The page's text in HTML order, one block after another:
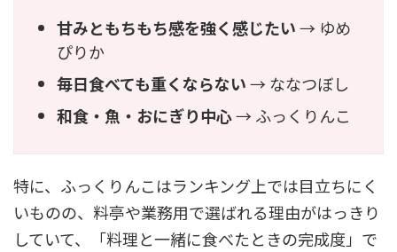
甘みともちもち感を強く感じたい→ ゆめ
ぴりか
毎日食べても重くならない→ ななつぼし
和食・魚・おにぎり中心→ ふっくりんこ
特に、ふっくりんこはランキング上では目立ちにく
いものの、料亭や業務用で選ばれる理由がはっきり
していて、「料理と一緒に食べたときの完成度」で